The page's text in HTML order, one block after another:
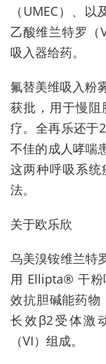
（UMEC）、
乙酸维兰特罗（
吸入器给药。
氟替美维吸入粉
获批，用于慢
疗。全再乐还于
不佳的成人哮喘
这两种呼吸系
法。
关于欧乐欣
乌美溴铵维兰特
用 Ellipta® 干粉
效抗胆碱能药物
长效β2受体激
（VI）组成。